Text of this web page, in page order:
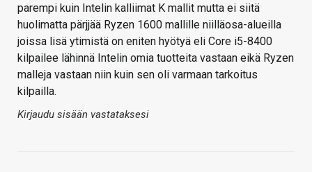
parempi kuin Intelin kalliimat K mallit mutta ei siitä
huolimatta pärjjää Ryzen 1600 mallille niilläosa-alueilla
joissa lisä ytimistä on eniten hyötyä eli Core i5-8400
kilpailee lähinnä Intelin omia tuotteita vastaan eikä Ryzen
malleja vastaan niin kuin sen oli varmaan tarkoitus
kilpailla.
Kirjaudu sisään vastataksesi